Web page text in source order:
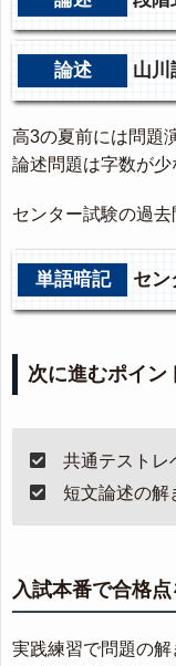
論述 山川
高3の夏前には問題
論述問題は字数が少
センター試験の過去
単語暗記 セン
次に進むポイン
共通テストレ
短文論述の解
入試本番で合格
実践練習で問題の